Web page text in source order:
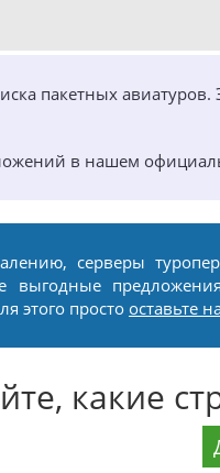
пакетных
в нашем
серверы
выгодные
этого просто оставьте
какие